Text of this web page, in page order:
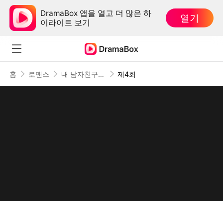
DramaBox 앱을 열고 더 많은 하
이라이트 보기
열기
홈 로맨스 내 남자친구는 600살 제4회